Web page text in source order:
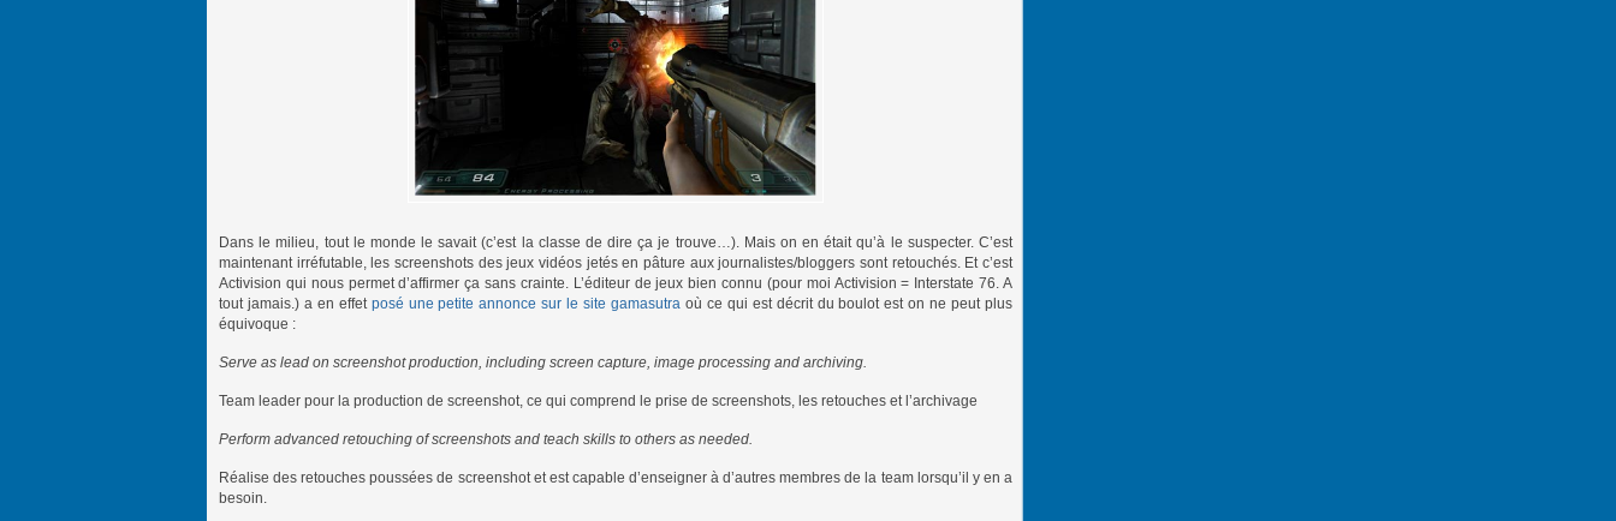
Dans le milieu, tout le monde le savait (c’est la classe de dire ça je trouve…). Mais on en était qu’à le suspecter. C’est
maintenant irréfutable, les screenshots des jeux vidéos jetés en pâture aux journalistes/bloggers sont retouchés. Et c’est
Activision qui nous permet d’affirmer ça sans crainte. L’éditeur de jeux bien connu (pour moi Activision = Interstate 76. A
tout jamais.) a en effet posé une petite annonce sur le site gamasutra où ce qui est décrit du boulot est on ne peut plus
équivoque :
Serve as lead on screenshot production, including screen capture, image processing and archiving.
Team leader pour la production de screenshot, ce qui comprend le prise de screenshots, les retouches et l’archivage
Perform advanced retouching of screenshots and teach skills to others as needed.
Réalise des retouches poussées de screenshot et est capable d’enseigner à d’autres membres de la team lorsqu’il y en a
besoin.